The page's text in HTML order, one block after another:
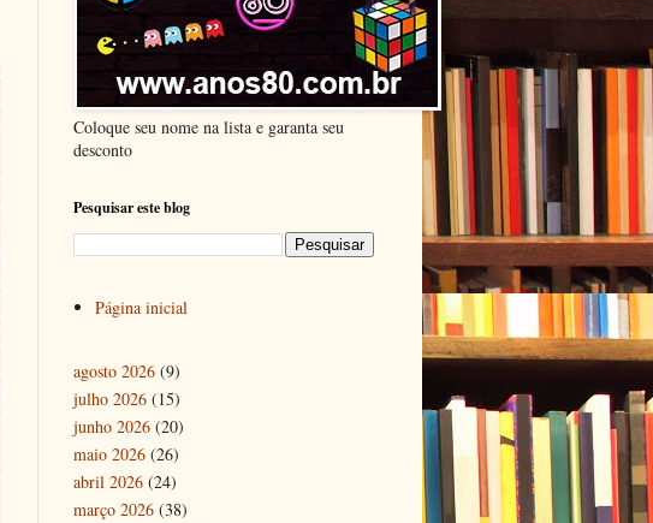
Coloque seu nome na lista e garanta seu
desconto
Pesquisar este blog
Página inicial
agosto 2026 (9)
julho 2026 (15)
junho 2026 (20)
maio 2026 (26)
abril 2026 (24)
março 2026 (38)